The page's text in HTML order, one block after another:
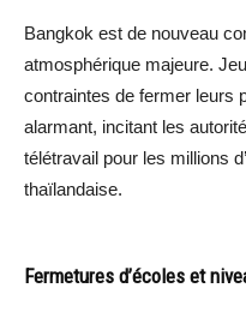
Bangkok est de nouveau
atmosphérique majeure.
contraintes de fermer leurs
alarmant, incitant les
télétravail pour les millions
thaïlandaise.
Fermetures d’écoles et